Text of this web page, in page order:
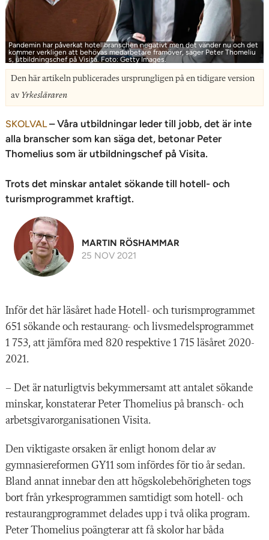
Pandemin har påverkat hotellbranschen negativt men det vänder nu och det
kommer verkligen att behövas medarbetare framöver, säger Peter Thomeliu
s, utbildningschef på Visita. Foto: Getty Images.
Den här artikeln publicerades ursprungligen på en tidigare version
av Yrkesläraren
SKOLVAL – Våra utbildningar leder till jobb, det är inte
alla branscher som kan säga det, betonar Peter
Thomelius som är utbildningschef på Visita.
Trots det minskar antalet sökande till hotell- och
turismprogrammet kraftigt.
MARTIN RÖSHAMMAR
25 NOV 2021
Inför det här läsåret hade Hotell- och turismprogrammet
651 sökande och restaurang- och livsmedelsprogrammet
1 753, att jämföra med 820 respektive 1 715 läsåret 2020-
2021.
– Det är naturligtvis bekymmersamt att antalet sökande
minskar, konstaterar Peter Thomelius på bransch- och
arbetsgivarorganisationen Visita.
Den viktigaste orsaken är enligt honom delar av
gymnasiereformen GY11 som infördes för tio år sedan.
Bland annat innebar den att högskolebehörigheten togs
bort från yrkesprogrammen samtidigt som hotell- och
restaurangprogrammet delades upp i två olika program.
Peter Thomelius poängterar att få skolor har båda